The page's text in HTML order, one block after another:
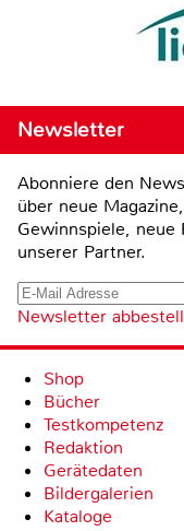
Newsletter
Abonniere den
über neue
Gewinnspiele,
unserer Partner.
Newsletter
Shop
Bücher
Testkompetenz
Redaktion
Gerätedaten
Bildergalerien
Kataloge